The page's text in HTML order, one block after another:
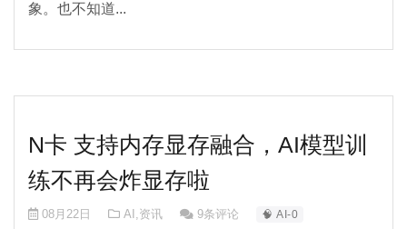
象。也不知道...
N卡 支持内存显存融合，AI模型训
练不再会炸显存啦
08月22日 AI ,资讯 9条评论 🧠 AI-0